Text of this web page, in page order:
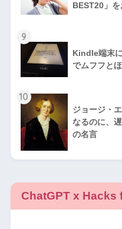
BEST20」を
9
Kindle端末
でムフフと
10
ジョージ・
なるのに、
の名言
ChatGPT x Hacks